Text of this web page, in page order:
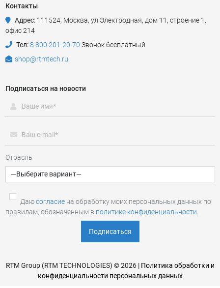
Контакты
Адрес: 111524, Москва, ул.Электродная, дом 11, строение 1,
офис 214
Тел:8 800 201-20-70 Звонок бесплатный
shop@rtmtech.ru
Подписаться на новости
Отрасль
Даюсогласиена обработку моих персональных данных по
правилам, обозначенным в политике конфиденциальности.
RTM Group (RTM TECHNOLOGIES) © 2026 | Политика обработки и
конфиденциальности персональных данных